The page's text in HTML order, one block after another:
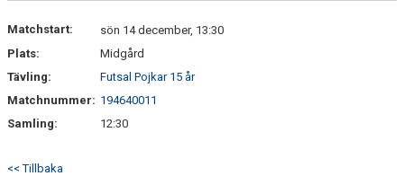
Matchstart:
sön 14 december, 13:30
Plats:
Midgård
Tävling:
Futsal Pojkar 15 år
Matchnummer: 194640011
Samling:
12:30
<< Tillbaka